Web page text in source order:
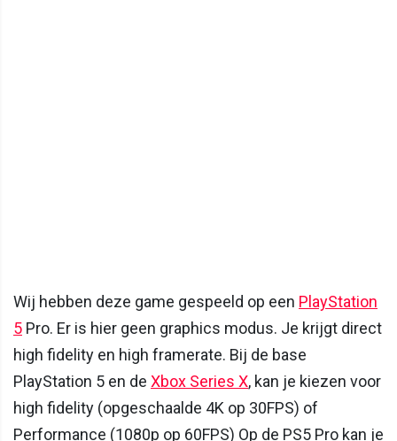
Wij hebben deze game gespeeld op een PlayStation
5 Pro. Er is hier geen graphics modus. Je krijgt direct
high fidelity en high framerate. Bij de base
PlayStation 5 en de Xbox Series X, kan je kiezen voor
high fidelity (opgeschaalde 4K op 30FPS) of
Performance (1080p op 60FPS) Op de PS5 Pro kan je